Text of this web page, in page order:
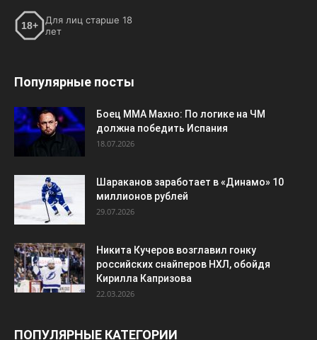
18+
Для лиц старше 18
лет
Популярные посты
Боец ММА Махно: По логике на ЧМ
должна победить Испания
18.07.2026
Шараканов заработает в «Динамо» 10
миллионов рублей
29.07.2026
Никита Кучеров возглавил гонку
российских снайперов НХЛ, обойдя
Кирилла Капризова
22.03.2026
ПОПУЛЯРНЫЕ КАТЕГОРИИ